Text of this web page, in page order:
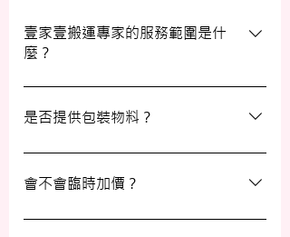
壹家壹搬運專家的服務範圍是什
麼？
壹家壹搬運專家的服務覆蓋港九及新界，無
論是一般搬屋服務還是商務搬遷，我們都能
是否提供包裝物料？
是的，我們會為客戶提供包裝物料。如有需
要，請隨時與我們的客戶服務員查詢。
會不會臨時加價？
我們的報價透明，會根據您提供的物品清單